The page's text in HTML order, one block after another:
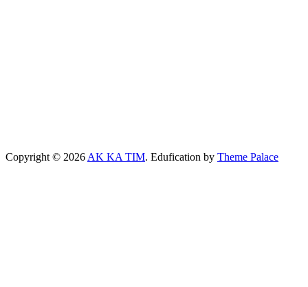
Copyright © 2026 AK KA TIM. Edufication by Theme Palace